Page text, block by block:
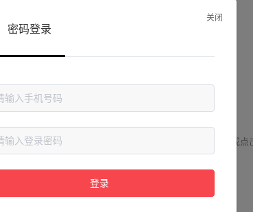
抱歉!
请检查您输入的网址是否正确，或点
关闭
密码登录
登录